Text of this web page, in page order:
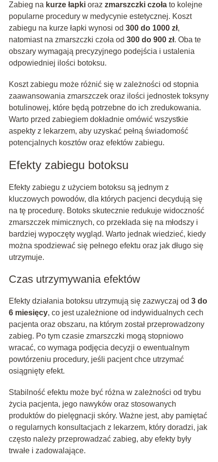
Zabieg na kurze łapkioraz zmarszczki czołato kolejne
popularne procedury w medycynie estetycznej. Koszt
zabiegu na kurze łapki wynosi od 300 do 1000 zł,
natomiast na zmarszczki czoła od 300 do 900 zł. Oba te
obszary wymagają precyzyjnego podejścia i ustalenia
odpowiedniej ilości botoksu.
Koszt zabiegu może różnić się w zależności od stopnia
zaawansowania zmarszczek oraz ilości jednostek toksyny
botulinowej, które będą potrzebne do ich zredukowania.
Warto przed zabiegiem dokładnie omówić wszystkie
aspekty z lekarzem, aby uzyskać pełną świadomość
potencjalnych kosztów oraz efektów zabiegu.
Efekty zabiegu botoksu
Efekty zabiegu z użyciem botoksu są jednym z
kluczowych powodów, dla których pacjenci decydują się
na tę procedurę. Botoks skutecznie redukuje widoczność
zmarszczek mimicznych, co przekłada się na młodszy i
bardziej wypoczęty wygląd. Warto jednak wiedzieć, kiedy
można spodziewać się pełnego efektu oraz jak długo się
utrzymuje.
Czas utrzymywania efektów
Efekty działania botoksu utrzymują się zazwyczaj od 3 do
6 miesięcy, co jest uzależnione od indywidualnych cech
pacjenta oraz obszaru, na którym został przeprowadzony
zabieg. Po tym czasie zmarszczki mogą stopniowo
wracać, co wymaga podjęcia decyzji o ewentualnym
powtórzeniu procedury, jeśli pacjent chce utrzymać
osiągnięty efekt.
Stabilność efektu może być różna w zależności od trybu
życia pacjenta, jego nawyków oraz stosowanych
produktów do pielęgnacji skóry. Ważne jest, aby pamiętać
o regularnych konsultacjach z lekarzem, który doradzi, jak
często należy przeprowadzać zabieg, aby efekty były
trwałe i zadowalające.